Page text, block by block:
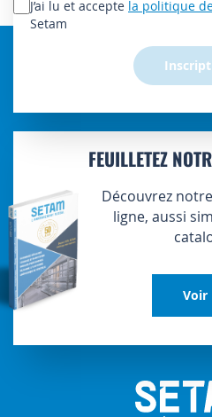
d’information
J’ai lu et accepte la politique
Setam
FEUILLETEZ
Découvrez
ligne, aussi
Voir